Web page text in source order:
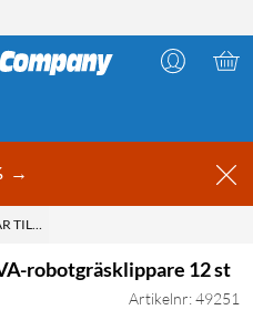
→
TILL MOVA-ROBOTGRÄSKLIPPARE 12
robotgräsklippare 12 st
Artikelnr: 49251